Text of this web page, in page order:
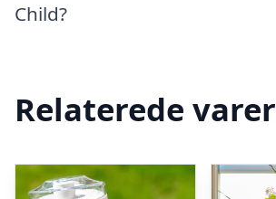
Child?
Relaterede varer